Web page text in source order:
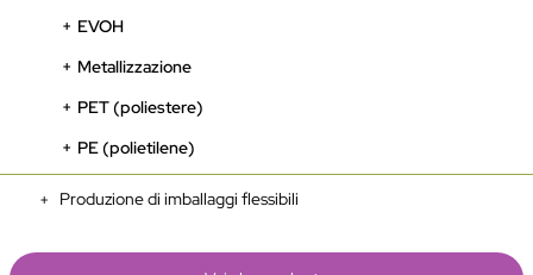
EVOH
Metallizzazione
PET (poliestere)
PE (polietilene)
Produzione di imballaggi flessibili